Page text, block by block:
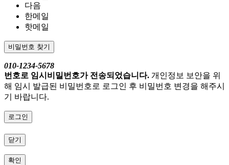
다음
한메일
핫메일
비밀번호 찾기
010-1234-5678
번호로 임시비밀번호가 전송되었습니다. 개인정보 보안을 위
해 임시 발급된 비밀번호로 로그인 후 비밀번호 변경을 해주시
기 바랍니다.
로그인
닫기
확인